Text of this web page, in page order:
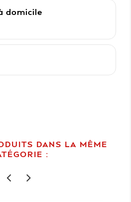
domicile
DANS LA MÊME
: